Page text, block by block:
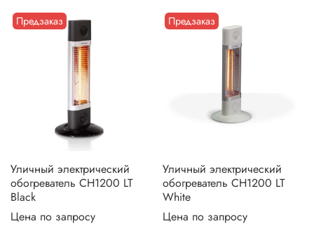
Предзаказ
Уличный электрический
обогреватель CH1200 LT
Black
Цена по запросу
Предзаказ
Уличный электрический
обогреватель CH1200 LT
White
Цена по запросу